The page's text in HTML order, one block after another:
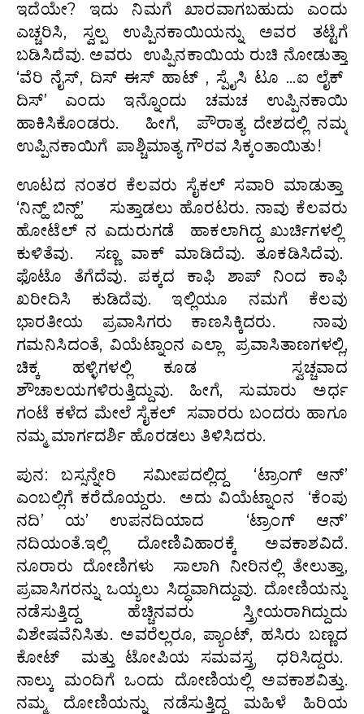
ಇದೆಯೇ? ಇದು ನಿಮಗೆ ಖಾರವಾಗಬಹುದು ಎಂದು
ಎಚ್ಚರಿಸಿ, ಸ್ವಲ್ಪ ಉಪ್ಪಿನಕಾಯಿಯನ್ನು ಅವರ ತಟ್ಟೆಗೆ
ಬಡಿಸಿದೆವು. ಅವರು ಉಪ್ಪಿನಕಾಯಿಯ ರುಚಿ ನೋಡುತ್ತಾ
‘ವೆರಿ ನೈಸ್, ದಿಸ್ ಈಸ್ ಹಾಟ್ , ಸ್ಪೈಸಿ ಟೂ …ಐ ಲೈಕ್
ದಿಸ್’ ಎಂದು ಇನ್ನೊಂದು ಚಮಚ ಉಪ್ಪಿನಕಾಯಿ
ಹಾಕಿಸಿಕೊಂಡರು. ಹೀಗೆ, ಪೌರಾತ್ಯ ದೇಶದಲ್ಲಿ ನಮ್ಮ
ಉಪ್ಪಿನಕಾಯಿಗೆ ಪಾಶ್ಚಿಮಾತ್ಯ ಗೌರವ ಸಿಕ್ಕಂತಾಯಿತು!
ಊಟದ ನಂತರ ಕೆಲವರು ಸೈಕಲ್ ಸವಾರಿ ಮಾಡುತ್ತಾ
‘ನಿನ್ಹ್ ಬಿನ್ಹ್’ ಸುತ್ತಾಡಲು ಹೊರಟರು. ನಾವು ಕೆಲವರು
ಹೋಟೆಲ್ ನ ಎದುರುಗಡೆ ಹಾಕಲಾಗಿದ್ದ ಖುರ್ಚಿಗಳಲ್ಲಿ
ಕುಳಿತೆವು. ಸಣ್ಣ ವಾಕ್ ಮಾಡಿದೆವು. ತೂಕಡಿಸಿದೆವು.
ಫೊಟೊ ತೆಗೆದೆವು. ಪಕ್ಕದ ಕಾಫಿ ಶಾಪ್ ನಿಂದ ಕಾಫಿ
ಖರೀದಿಸಿ ಕುಡಿದೆವು. ಇಲ್ಲಿಯೂ ನಮಗೆ ಕೆಲವು
ಭಾರತೀಯ ಪ್ರವಾಸಿಗರು ಕಾಣಸಿಕ್ಕಿದರು. ನಾವು
ಗಮನಿಸಿದಂತೆ, ವಿಯೆಟ್ನಾಂನ ಎಲ್ಲಾ ಪ್ರವಾಸಿತಾಣಗಳಲ್ಲಿ,
ಚಿಕ್ಕ ಹಳ್ಳಿಗಳಲ್ಲಿ ಕೂಡ ಸ್ವಚ್ಚವಾದ
ಶೌಚಾಲಯಗಳಿರುತ್ತಿದ್ದುವು. ಹೀಗೆ, ಸುಮಾರು ಅರ್ಧ
ಗಂಟೆ ಕಳೆದ ಮೇಲೆ ಸೈಕಲ್ ಸವಾರರು ಬಂದರು ಹಾಗೂ
ನಮ್ಮ ಮಾರ್ಗದರ್ಶಿ ಹೊರಡಲು ತಿಳಿಸಿದರು.
ಪುನ: ಬಸ್ಸನ್ನೇರಿ ಸಮೀಪದಲ್ಲಿದ್ದ ‘ಟ್ರಾಂಗ್ ಆನ್’
ಎಂಬಲ್ಲಿಗೆ ಕರೆದೊಯ್ದರು. ಅದು ವಿಯೆಟ್ನಾಂನ ‘ಕೆಂಪು
ನದಿ’ ಯ’ ಉಪನದಿಯಾದ ‘ಟ್ರಾಂಗ್ ಆನ್’
ನದಿಯಂತೆ.ಇಲ್ಲಿ ದೋಣಿವಿಹಾರಕ್ಕೆ ಅವಕಾಶವಿದೆ.
ನೂರಾರು ದೋಣಿಗಳು ಸಾಲಾಗಿ ನೀರಿನಲ್ಲಿ ತೇಲುತ್ತಾ,
ಪ್ರವಾಸಿಗರನ್ನು ಒಯ್ಯಲು ಸಿದ್ಧವಾಗಿದ್ದುವು. ದೋಣಿಯನ್ನು
ನಡೆಸುತ್ತಿದ್ದ ಹೆಚ್ಚಿನವರು ಸ್ತ್ರೀಯರಾಗಿದ್ದುದು
ವಿಶೇಷವೆನಿಸಿತು. ಅವರೆಲ್ಲರೂ, ಪ್ಯಾಂಟ್, ಹಸಿರು ಬಣ್ಣದ
ಕೋಟ್ ಮತ್ತು ಟೋಪಿಯ ಸಮವಸ್ತ್ರ ಧರಿಸಿದ್ದರು.
ನಾಲ್ಕು ಮಂದಿಗೆ ಒಂದು ದೋಣಿಯಲ್ಲಿ ಅವಕಾಶವಿತ್ತು.
ನಮ್ಮ ದೋಣಿಯನ್ನು ನಡೆಸುತ್ತಿದ್ದ ಮಹಿಳೆ ಹಿರಿಯ